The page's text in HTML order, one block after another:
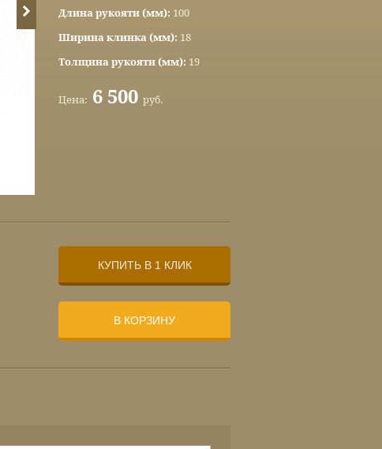
Длина рукояти (мм): 100
Ширина клинка (мм): 18
Толщина рукояти (мм): 19
Цена: 6 500 руб.
КУПИТЬ В 1 КЛИК
В КОРЗИНУ